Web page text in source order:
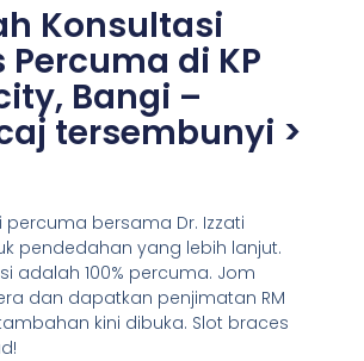
Konsultasi
Percuma di KP
Bangi –
tersembunyi >
percuma bersama Dr. Izzati
pendedahan yang lebih lanjut.
adalah 100% percuma. Jom
dan dapatkan penjimatan RM
tambahan kini dibuka. Slot braces